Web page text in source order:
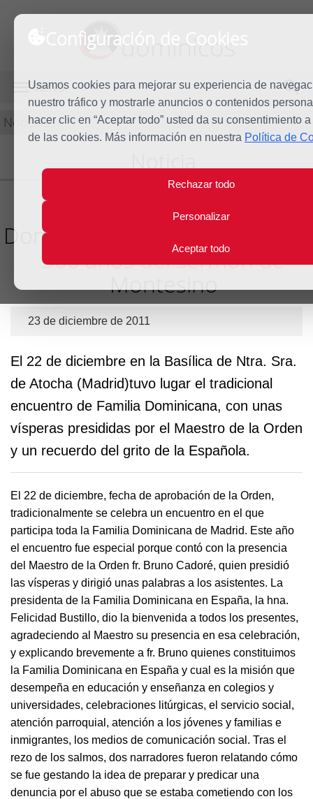
Configuración de Cookies
Usamos cookies para mejorar su experiencia de
nuestro tráfico y mostrarle anuncios o contenidos
hacer clic en “Aceptar todo” usted da su consentimiento
de las cookies. Más información en nuestra Política de
Rechazar todo
Personalizar
Aceptar todo
dominicos
MENÚ
Noticias
Noticia
Encuentro de Familia
Dominicana conmemorando
500 años del sermón de
Montesino
23 de diciembre de 2011
El 22 de diciembre en la Basílica de Ntra. Sra.
de Atocha (Madrid)tuvo lugar el tradicional
encuentro de Familia Dominicana, con unas
vísperas presididas por el Maestro de la Orden
y un recuerdo del grito de la Española.
El 22 de diciembre, fecha de aprobación de la Orden,
tradicionalmente se celebra un encuentro en el que
participa toda la Familia Dominicana de Madrid. Este año
el encuentro fue especial porque contó con la presencia
del Maestro de la Orden fr. Bruno Cadoré, quien presidió
las vísperas y dirigió unas palabras a los asistentes. La
presidenta de la Familia Dominicana en España, la hna.
Felicidad Bustillo, dio la bienvenida a todos los presentes,
agradeciendo al Maestro su presencia en esa celebración,
y explicando brevemente a fr. Bruno quienes constituimos
la Familia Dominicana en España y cual es la misión que
desempeña en educación y enseñanza en colegios y
universidades, celebraciones litúrgicas, el servicio social,
atención parroquial, atención a los jóvenes y familias e
inmigrantes, los medios de comunicación social. Tras el
rezo de los salmos, dos narradores fueron relatando cómo
se fue gestando la idea de preparar y predicar una
denuncia por el abuso que se estaba cometiendo con los